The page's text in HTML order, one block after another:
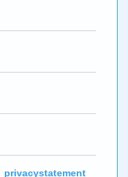
privacystatement